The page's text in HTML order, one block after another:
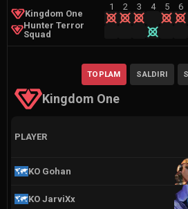
Kingdom One
Hunter Terror
Squad
1 2 3 4 5 6
Kingdom One
TOPLAM SALDIRI
PLAYER
KO Gohan
KO JarviXx